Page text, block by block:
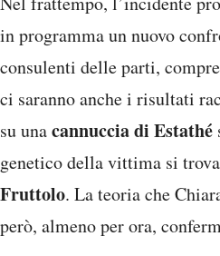
in programma un nuovo
consulenti delle parti,
ci saranno anche i risultati
su unacannuccia di Estathé
genetico della vittima si
Fruttolo. La teoria che
però, almeno per ora,